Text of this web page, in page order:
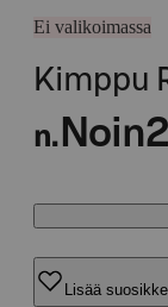
Ei valikoimassa
Kimppu
n. Noin
Lisää